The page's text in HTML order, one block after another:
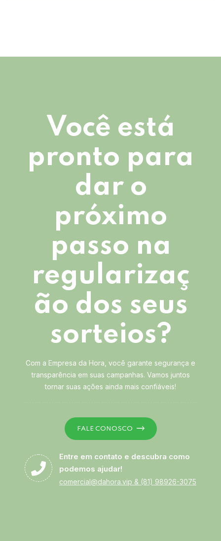
Você está
pronto para
dar o
próximo
passo na
regularizaç
ão dos seus
sorteios?
Com a Empresa da Hora, você garante segurança e
transparência em suas campanhas. Vamos juntos
tornar suas ações ainda mais confiáveis!
FALE CONOSCO
Entre em contato e descubra como
podemos ajudar!
comercial@dahora.vip & (81) 98926-3075